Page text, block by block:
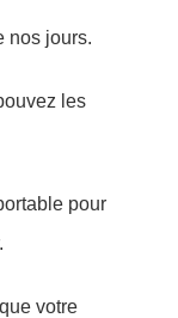
nos jours.
les
pour
votre